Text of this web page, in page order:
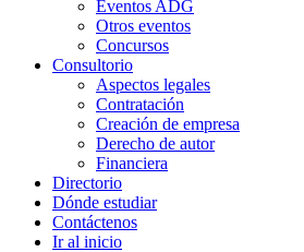
Eventos ADG
Otros eventos
Concursos
Consultorio
Aspectos legales
Contratación
Creación de empresa
Derecho de autor
Financiera
Directorio
Dónde estudiar
Contáctenos
Ir al inicio